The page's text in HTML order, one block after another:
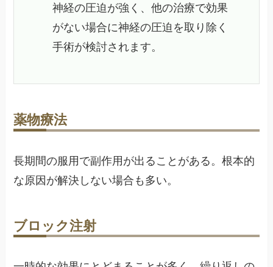
神経の圧迫が強く、他の治療で効果
がない場合に神経の圧迫を取り除く
手術が検討されます。
薬物療法
長期間の服用で副作用が出ることがある。根本的
な原因が解決しない場合も多い。
ブロック注射